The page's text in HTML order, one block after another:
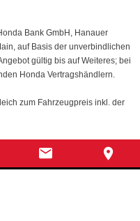
Bank GmbH, Hanauer
auf Basis der unverbindlichen
gültig bis auf Weiteres; bei
Honda Vertragshändlern.
zum Fahrzeugpreis inkl. der